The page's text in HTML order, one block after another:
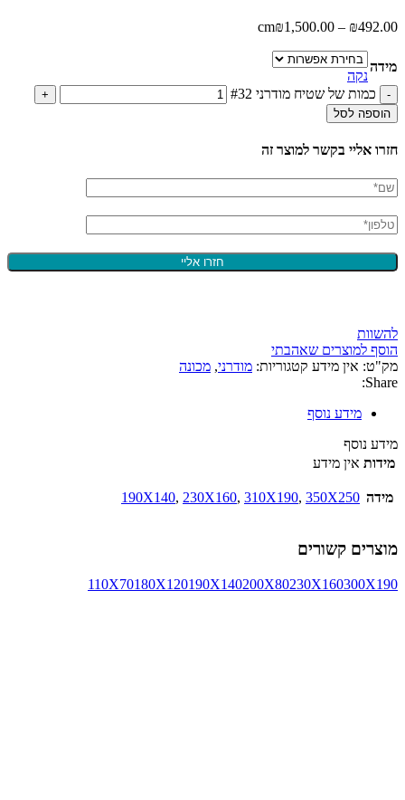
₪492.00
–
₪1,500.00
cm
מידה
נקה
כמות של שטיח מודרני #32
הוספה לסל
חזרו אליי בקשר למוצר זה
להשוות
הוסף למוצרים שאהבתי
מק"ט: אין מידע קטגוריות: מודרני, מכונה
Share:
מידע נוסף
מידע נוסף
מידות אין מידע
מידה 190X140, 230X160, 310X190, 350X250
מוצרים קשורים
110X70180X120190X140200X80230X160300X190